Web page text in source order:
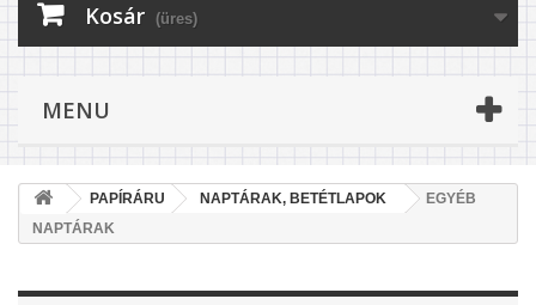
Kosár (üres)
MENU
PAPÍRÁRU NAPTÁRAK, BETÉTLAPOK
EGYÉB
NAPTÁRAK